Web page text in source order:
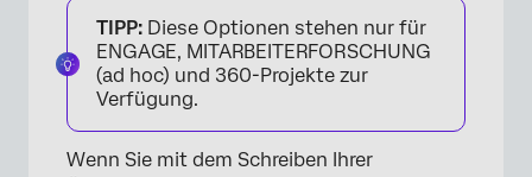
TIPP: Diese Optionen stehen nur für
ENGAGE, MITARBEITERFORSCHUNG
(ad hoc) und 360-Projekte zur
Verfügung.
Wenn Sie mit dem Schreiben Ihrer